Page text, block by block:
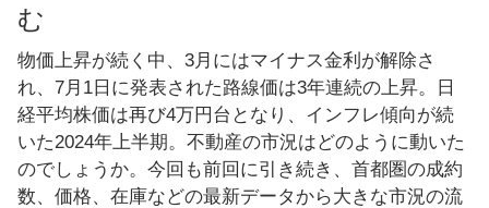
む
物価上昇が続く中、3月にはマイナス金利が解除さ
れ、7月1日に発表された路線価は3年連続の上昇。日
経平均株価は再び4万円台となり、インフレ傾向が続
いた2024年上半期。不動産の市況はどのように動いた
のでしょうか。今回も前回に引き続き、首都圏の成約
数、価格、在庫などの最新データから大きな市況の流